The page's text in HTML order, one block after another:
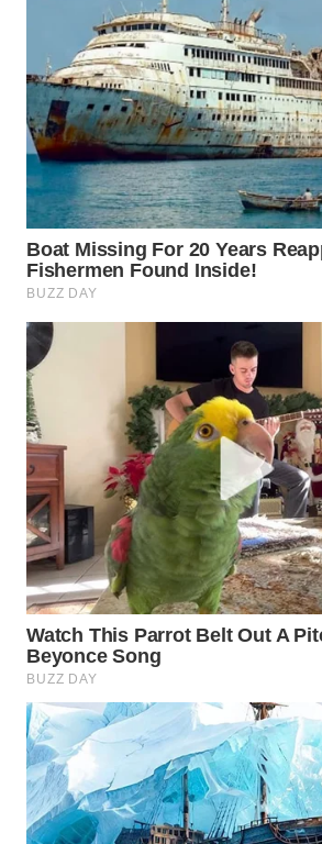
WN
BORNEO
Wahana
Media
Group
WAHANA
WAHANA
TANI
WAHANA
INFRASTRUKTUR
WAHANA
KONSUMEN
WAHANA
LISTRIK
WAHANA
TRAVEL
WAHANA
TV